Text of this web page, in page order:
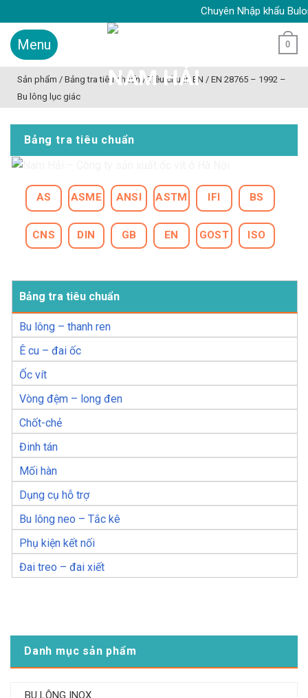
to
content
Chuyên Nhập khẩu
0
Sản phẩm / Bảng tra tiêu chuẩn /Tiêu chuẩn EN / EN 28765 – 1992 –
Bu lông lục giác
Bảng tra tiêu chuẩn
AS ASME ANSI ASTM IFI BS
CNS DIN GB EN GOST ISO
Bảng tra tiêu chuẩn
Bu lông – thanh ren
Ê cu – đai ốc
Ốc vít
Vòng đệm – long đen
Chốt-chẻ
Đinh tán
Mối hàn
Dụng cụ hỗ trợ
Bu lông neo – Tắc kê
Phụ kiện kết nối
Đai treo – đai xiết
Danh mục sản phẩm
BU LÔNG INOX